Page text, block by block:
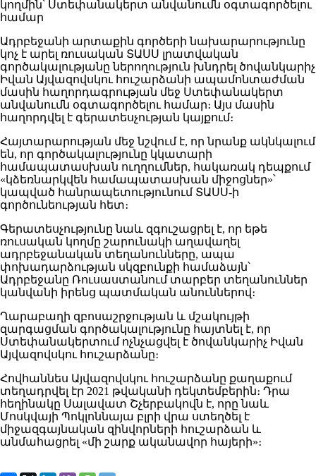
Ադրբեջանի արտաքին գործերի նախարարությունը
կոչ է արել ռուսական ՏԱՍՍ լրատվական
գործակալությանը ներողություն խնդրել ծովանկարիչ
Իվան Այվազովսկու հուշարձանի ապամոնտաժման
մասին հաղորդագրության մեջ Ստեփանակերտ
անվանումն օգտագործելու համար։ Այս մասին
հաղորդվել է գերատեսչության կայքում։
Հայտարարության մեջ նշվում է, որ նրանք ակնկալում
են, որ գործակալությունը կկատարի
համապատասխան ուղղումներ, հակառակ դեպքում
«կձեռնարկվեն համապատասխան միջոցներ»՝
կապված հանրապետությունում ՏԱՍՍ-ի
գործունեության հետ։
Գերատեսչությունը նաև զգուշացրել է, որ եթե
ռուսական կողմը շարունակի աղավաղել
ադրբեջանական տեղանունները, ապա
փոխադարձության սկզբունքի համաձայն՝
Ադրբեջանը Ռուսաստանում տարբեր տեղանուններ
կանվանի իրենց պատմական անուններով։
Ղարաբաղի զբոսաշրջության և մշակույթի
զարգացման գործակալությունը հայտնել է, որ
Ստեփանակերտում ոչնչացվել է ծովանկարիչ Իվան
Այվազովսկու հուշարձանը։
Հովհաննես Այվազովսկու հուշարձանը քաղաքում
տեղադրվել էր 2021 թվականի դեկտեմբերին։ Դրա
հեղինակը Սալավատ Շչերբակովն է, որը նաև
Մոսկվայի Պոկլոննայա բլրի վրա ստեղծել է
միջազգայնական զինվորների հուշարձան և
անմահացրել «մի շարք ականավոր հայերի»։